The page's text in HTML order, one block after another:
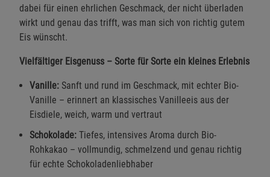
dabei für einen ehrlichen Geschmack, der nicht überladen
wirkt und genau das trifft, was man sich von richtig gutem
Eis wünscht.
Vielfältiger Eisgenuss – Sorte für Sorte ein kleines Erlebnis
Vanille: Sanft und rund im Geschmack, mit echter Bio-
Vanille – erinnert an klassisches Vanilleeis aus der
Eisdiele, weich, warm und vertraut
Schokolade: Tiefes, intensives Aroma durch Bio-
Rohkakao – vollmundig, schmelzend und genau richtig
für echte Schokoladenliebhaber